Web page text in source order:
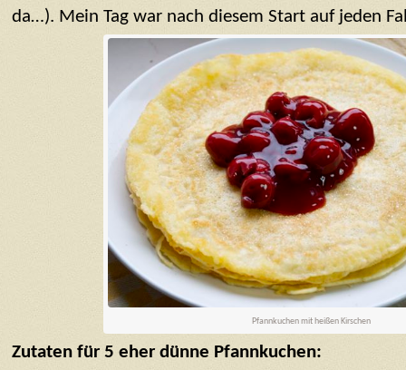
da…). Mein Tag war nach diesem Start auf jeden
Pfannkuchen mit heißen Kirschen
Zutaten für 5 eher dünne Pfannkuchen: